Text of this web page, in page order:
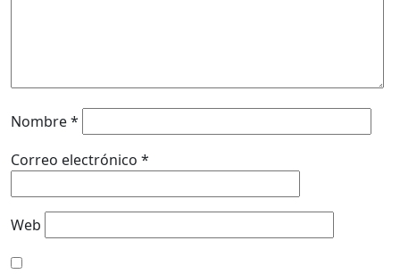
Nombre*
Correo electrónico *
Web